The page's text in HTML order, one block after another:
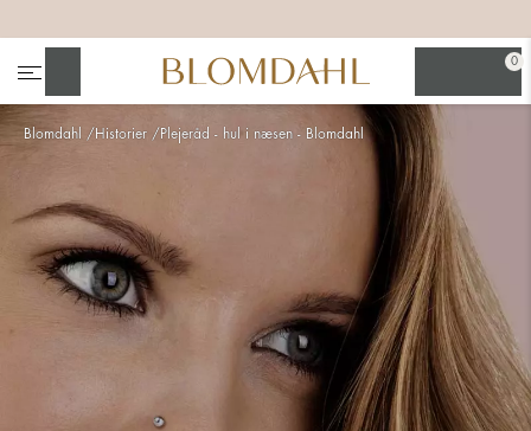
Blomdahl Historier Plejeråd - hul i næsen - Blomdahl
0
Næsesmykker